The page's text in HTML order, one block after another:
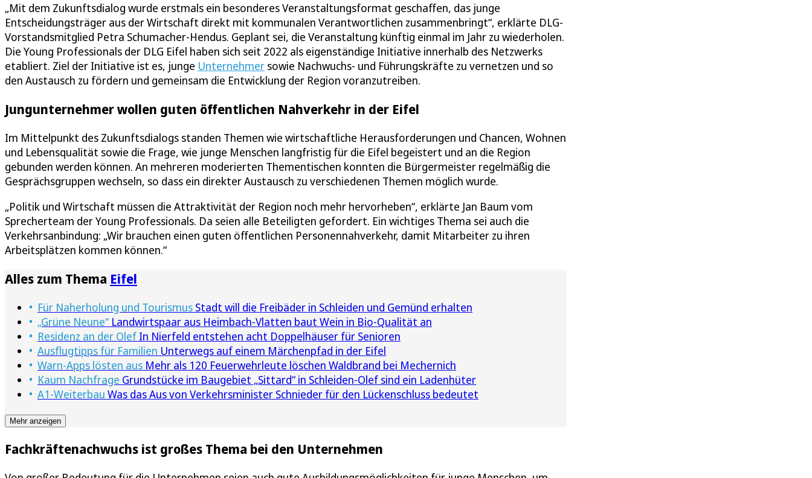
„Mit dem Zukunftsdialog wurde erstmals ein besonderes Veranstaltungsformat geschaffen, das junge
Entscheidungsträger aus der Wirtschaft direkt mit kommunalen Verantwortlichen zusammenbringt“, erklärte DLG-
Vorstandsmitglied Petra Schumacher-Hendus. Geplant sei, die Veranstaltung künftig einmal im Jahr zu wiederholen.
Die Young Professionals der DLG Eifel haben sich seit 2022 als eigenständige Initiative innerhalb des Netzwerks
etabliert. Ziel der Initiative ist es, junge Unternehmer sowie Nachwuchs- und Führungskräfte zu vernetzen und so
den Austausch zu fördern und gemeinsam die Entwicklung der Region voranzutreiben.
Jungunternehmer wollen guten öffentlichen Nahverkehr in der Eifel
Im Mittelpunkt des Zukunftsdialogs standen Themen wie wirtschaftliche Herausforderungen und Chancen, Wohnen
und Lebensqualität sowie die Frage, wie junge Menschen langfristig für die Eifel begeistert und an die Region
gebunden werden können. An mehreren moderierten Thementischen konnten die Bürgermeister regelmäßig die
Gesprächsgruppen wechseln, so dass ein direkter Austausch zu verschiedenen Themen möglich wurde.
„Politik und Wirtschaft müssen die Attraktivität der Region noch mehr hervorheben“, erklärte Jan Baum vom
Sprecherteam der Young Professionals. Da seien alle Beteiligten gefordert. Ein wichtiges Thema sei auch die
Verkehrsanbindung: „Wir brauchen einen guten öffentlichen Personennahverkehr, damit Mitarbeiter zu ihren
Arbeitsplätzen kommen können.“
Alles zum Thema Eifel
Für Naherholung und Tourismus Stadt will die Freibäder in Schleiden und Gemünd erhalten
„Grüne Neune“ Landwirtspaar aus Heimbach-Vlatten baut Wein in Bio-Qualität an
Residenz an der Olef In Nierfeld entstehen acht Doppelhäuser für Senioren
Ausflugtipps für Familien Unterwegs auf einem Märchenpfad in der Eifel
Warn-Apps lösten aus Mehr als 120 Feuerwehrleute löschen Waldbrand bei Mechernich
Kaum Nachfrage Grundstücke im Baugebiet „Sittard“ in Schleiden-Olef sind ein Ladenhüter
A1-Weiterbau Was das Aus von Verkehrsminister Schnieder für den Lückenschluss bedeutet
Mehr anzeigen
Fachkräftenachwuchs ist großes Thema bei den Unternehmen